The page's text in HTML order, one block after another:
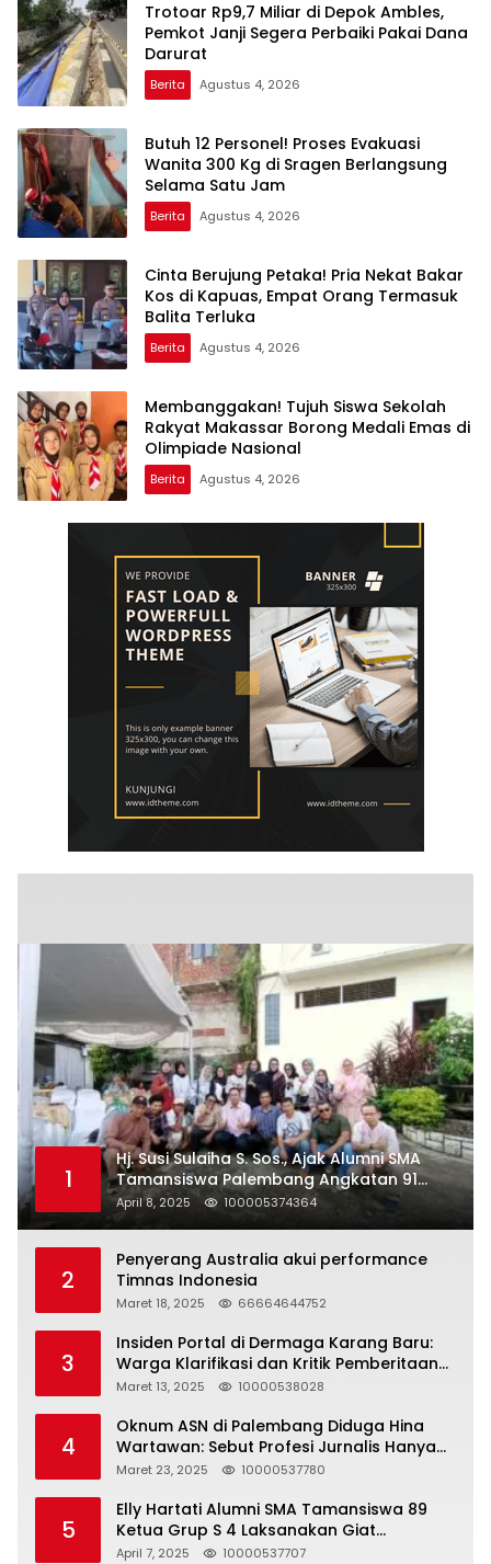
Trotoar Rp9,7 Miliar di Depok Ambles,
Pemkot Janji Segera Perbaiki Pakai Dana
Darurat
Berita Agustus 4, 2026
Butuh 12 Personel! Proses Evakuasi
Wanita 300 Kg di Sragen Berlangsung
Selama Satu Jam
Berita Agustus 4, 2026
Cinta Berujung Petaka! Pria Nekat Bakar
Kos di Kapuas, Empat Orang Termasuk
Balita Terluka
Berita Agustus 4, 2026
Membanggakan! Tujuh Siswa Sekolah
Rakyat Makassar Borong Medali Emas di
Olimpiade Nasional
Berita Agustus 4, 2026
1
Hj. Susi Sulaiha S. Sos., Ajak Alumni SMA
Tamansiswa Palembang Angkatan 91
Halal Bihalal
April 8, 2025 100005374364
2
Penyerang Australia akui performance
Timnas Indonesia
Maret 18, 2025 66664644752
3
Insiden Portal di Dermaga Karang Baru:
Warga Klarifikasi dan Kritik Pemberitaan
yang Tidak Akurat
Maret 13, 2025 10000538028
4
Oknum ASN di Palembang Diduga Hina
Wartawan: Sebut Profesi Jurnalis Hanya
Seharga 2 Liter Bensin, Berujung Dugaan
Maret 23, 2025 10000537780
5
Elly Hartati Alumni SMA Tamansiswa 89
Ketua Grup S 4 Laksanakan Giat
Silaturahmi
April 7, 2025 10000537707